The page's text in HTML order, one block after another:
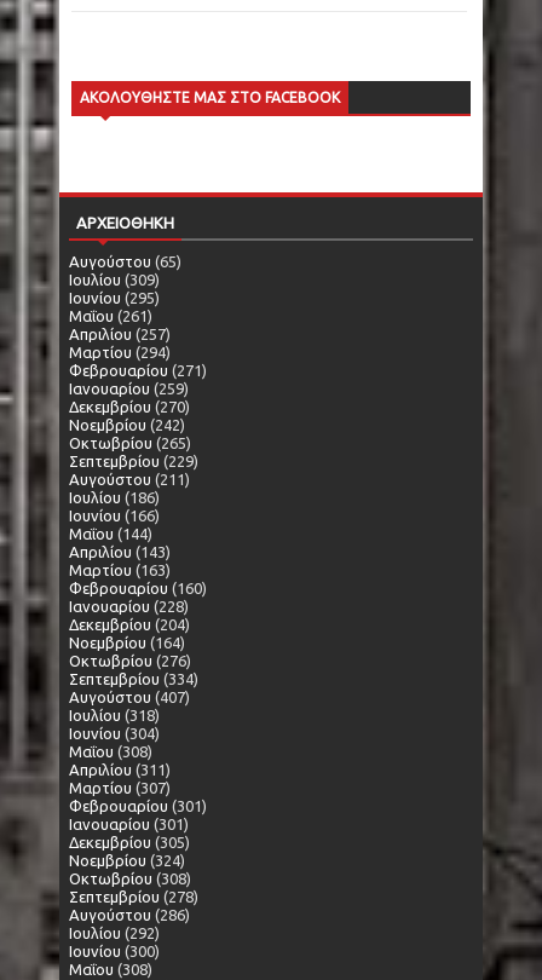
ΑΚΟΛΟΥΘΗΣΤΕ ΜΑΣ ΣΤΟ FACEBOOK
ΑΡΧΕΙΟΘΗΚΗ
Αυγούστου (65)
Ιουλίου (309)
Ιουνίου (295)
Μαΐου (261)
Απριλίου (257)
Μαρτίου (294)
Φεβρουαρίου (271)
Ιανουαρίου (259)
Δεκεμβρίου (270)
Νοεμβρίου (242)
Οκτωβρίου (265)
Σεπτεμβρίου (229)
Αυγούστου (211)
Ιουλίου (186)
Ιουνίου (166)
Μαΐου (144)
Απριλίου (143)
Μαρτίου (163)
Φεβρουαρίου (160)
Ιανουαρίου (228)
Δεκεμβρίου (204)
Νοεμβρίου (164)
Οκτωβρίου (276)
Σεπτεμβρίου (334)
Αυγούστου (407)
Ιουλίου (318)
Ιουνίου (304)
Μαΐου (308)
Απριλίου (311)
Μαρτίου (307)
Φεβρουαρίου (301)
Ιανουαρίου (301)
Δεκεμβρίου (305)
Νοεμβρίου (324)
Οκτωβρίου (308)
Σεπτεμβρίου (278)
Αυγούστου (286)
Ιουλίου (292)
Ιουνίου (300)
Μαΐου (308)